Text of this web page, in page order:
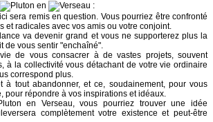
en
:
sera remis en question. Vous pourriez être confronté
et radicales avec vos amis ou votre conjoint.
va devenir grand et vous ne supporterez plus la
de vous sentir "enchaîné".
de vous consacrer à de vastes projets, souvent
à la collectivité vous détachant de votre vie ordinaire
correspond plus.
à tout abandonner, et ce, soudainement, pour vous
pour répondre à vos inspirations et idéaux.
en Verseau, vous pourriez trouver une idée
complètement votre existence et peut-être